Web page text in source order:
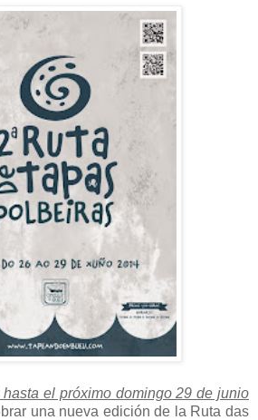
el próximo domingo 29 de junio
una nueva edición de la Ruta das